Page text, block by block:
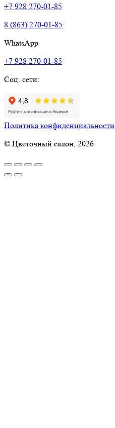
+7 928 270-01-85
8 (863) 270-01-85
WhatsApp
+7 928 270-01-85
Соц. сети:
Политика конфиденциальности
© Цветочный салон, 2026